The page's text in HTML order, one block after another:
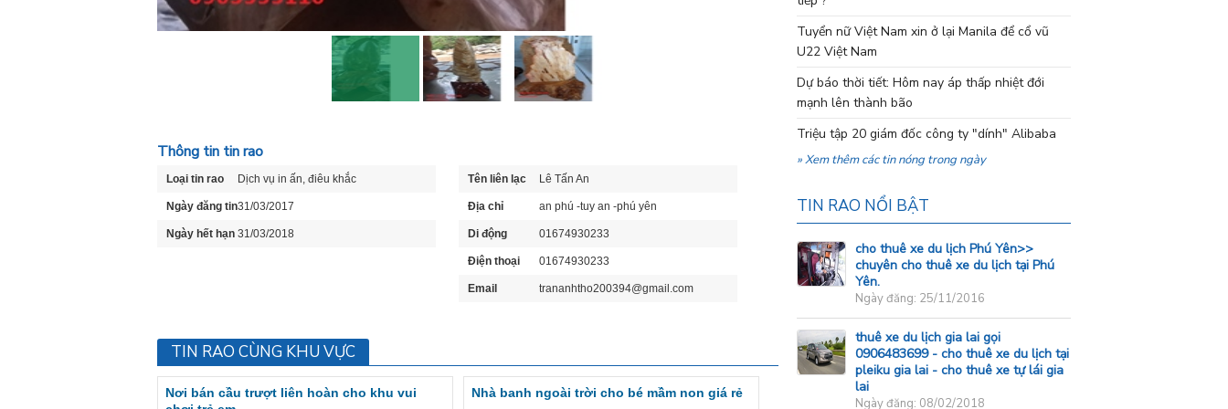
Thông tin tin rao
Loại tin rao Dịch vụ in ấn, điêu khắc
Ngày đăng tin31/03/2017
Ngày hết hạn 31/03/2018
Tên liên lạc Lê Tấn An
Địa chỉ an phú -tuy an -phú yên
Di động 01674930233
Điện thoại 01674930233
Email trananhtho200394@gmail.com
TIN RAO CÙNG KHU VỰC
Nơi bán cầu trượt liên hoàn cho khu vui
Nhà banh ngoài trời cho bé mầm non giá rẻ
Tuyển nữ Việt Nam xin ở lại Manila để cổ vũ
U22 Việt Nam
Dự báo thời tiết: Hôm nay áp thấp nhiệt đới
mạnh lên thành bão
Triệu tập 20 giám đốc công ty "dính" Alibaba
» Xem thêm các tin nóng trong ngày
TIN RAO NỔI BẬT
cho thuê xe du lịch Phú Yên>>
chuyên cho thuê xe du lịch tại Phú
Yên.
Ngày đăng: 25/11/2016
thuê xe du lịch gia lai gọi
0906483699 - cho thuê xe du lịch tại
pleiku gia lai - cho thuê xe tự lái gia
lai
Ngày đăng: 08/02/2018